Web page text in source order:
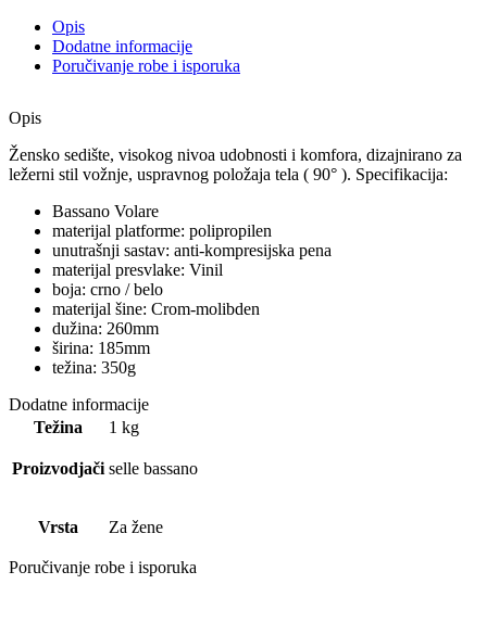
Opis
Dodatne informacije
Poručivanje robe i isporuka
Opis
Žensko sedište, visokog nivoa udobnosti i komfora, dizajnirano za
ležerni stil vožnje, uspravnog položaja tela ( 90° ). Specifikacija:
Bassano Volare
materijal platforme: polipropilen
unutrašnji sastav: anti-kompresijska pena
materijal presvlake: Vinil
boja: crno / belo
materijal šine: Crom-molibden
dužina: 260mm
širina: 185mm
težina: 350g
Dodatne informacije
Težina
1 kg
Proizvodjači selle bassano
Vrsta Za žene
Poručivanje robe i isporuka